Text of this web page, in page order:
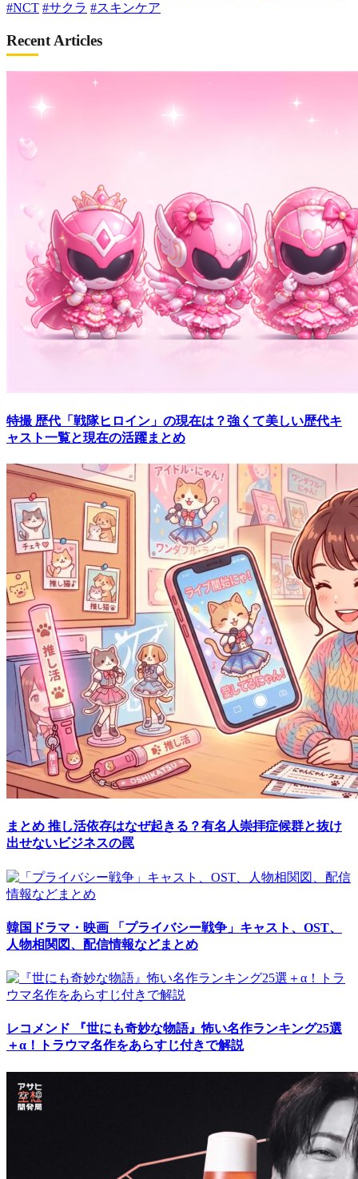
#NCT #サクラ #スキンケア
Recent Articles
特撮 歴代「戦隊ヒロイン」の現在は？強くて美しい歴代キ
ャスト一覧と現在の活躍まとめ
まとめ 推し活依存はなぜ起きる？有名人崇拝症候群と抜け
出せないビジネスの罠
韓国ドラマ・映画 「プライバシー戦争」キャスト、OST、
人物相関図、配信情報などまとめ
レコメンド 『世にも奇妙な物語』怖い名作ランキング25選
＋α！トラウマ名作をあらすじ付きで解説